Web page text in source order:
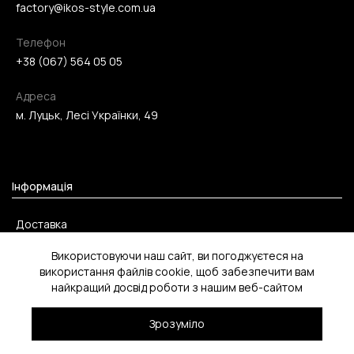
factory@ikos-style.com.ua
Телефон
+38 (067) 564 05 05
Адреса
м. Луцьк, Лесі Українки, 49
Інформація
Доставка
Повернення
Використовуючи наш сайт, ви погоджуєтеся на
використання файлів cookie, щоб забезпечити вам
найкращий досвід роботи з нашим веб-сайтом
Зрозуміло